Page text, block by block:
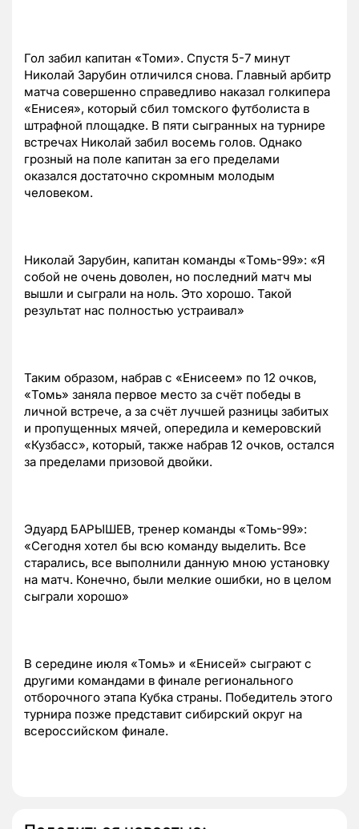
Гол забил капитан «Томи». Спустя 5-7 минут
Николай Зарубин отличился снова. Главный арбитр
матча совершенно справедливо наказал голкипера
«Енисея», который сбил томского футболиста в
штрафной площадке. В пяти сыгранных на турнире
встречах Николай забил восемь голов. Однако
грозный на поле капитан за его пределами
оказался достаточно скромным молодым
человеком.
Николай Зарубин, капитан команды «Томь-99»: «Я
собой не очень доволен, но последний матч мы
вышли и сыграли на ноль. Это хорошо. Такой
результат нас полностью устраивал»
Таким образом, набрав с «Енисеем» по 12 очков,
«Томь» заняла первое место за счёт победы в
личной встрече, а за счёт лучшей разницы забитых
и пропущенных мячей, опередила и кемеровский
«Кузбасс», который, также набрав 12 очков, остался
за пределами призовой двойки.
Эдуард БАРЫШЕВ, тренер команды «Томь-99»:
«Сегодня хотел бы всю команду выделить. Все
старались, все выполнили данную мною установку
на матч. Конечно, были мелкие ошибки, но в целом
сыграли хорошо»
В середине июля «Томь» и «Енисей» сыграют с
другими командами в финале регионального
отборочного этапа Кубка страны. Победитель этого
турнира позже представит сибирский округ на
всероссийском финале.